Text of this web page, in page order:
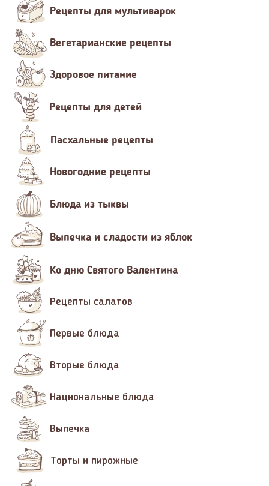
Рецепты для мультиварок
Вегетарианские рецепты
Здоровое питание
Рецепты для детей
Пасхальные рецепты
Новогодние рецепты
Блюда из тыквы
Выпечка и сладости из яблок
Ко дню Святого Валентина
Рецепты салатов
Первые блюда
Вторые блюда
Национальные блюда
Выпечка
Торты и пирожные